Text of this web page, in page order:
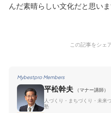
んだ素晴らしい文化だと思いま
この記事をシェ
Mybestpro Members
平松幹夫
（マナー講師）
人づくり・まちづくり・未
塾